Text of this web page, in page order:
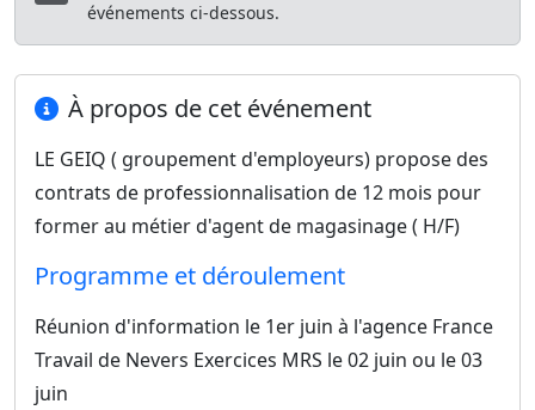
événements ci-dessous.
À propos de cet événement
LE GEIQ ( groupement d'employeurs) propose des
contrats de professionnalisation de 12 mois pour
former au métier d'agent de magasinage ( H/F)
Programme et déroulement
Réunion d'information le 1er juin à l'agence France
Travail de Nevers Exercices MRS le 02 juin ou le 03
juin